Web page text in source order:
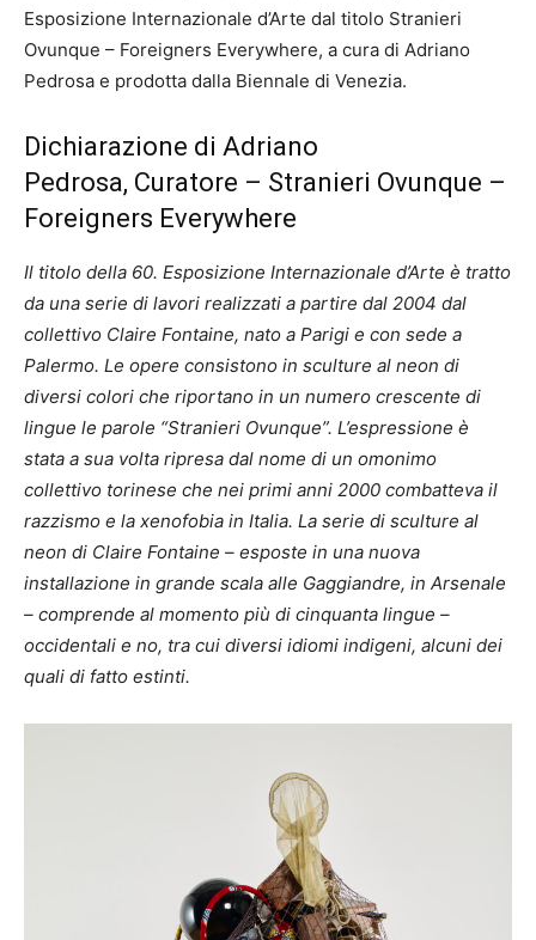
Esposizione Internazionale d’Arte dal titolo Stranieri
Ovunque – Foreigners Everywhere, a cura di Adriano
Pedrosa e prodotta dalla Biennale di Venezia.
Dichiarazione di Adriano
Pedrosa, Curatore – Stranieri Ovunque –
Foreigners Everywhere
Il titolo della 60. Esposizione Internazionale d’Arte è tratto
da una serie di lavori realizzati a partire dal 2004 dal
collettivo Claire Fontaine, nato a Parigi e con sede a
Palermo. Le opere consistono in sculture al neon di
diversi colori che riportano in un numero crescente di
lingue le parole “Stranieri Ovunque”. L’espressione è
stata a sua volta ripresa dal nome di un omonimo
collettivo torinese che nei primi anni 2000 combatteva il
razzismo e la xenofobia in Italia. La serie di sculture al
neon di Claire Fontaine – esposte in una nuova
installazione in grande scala alle Gaggiandre, in Arsenale
– comprende al momento più di cinquanta lingue –
occidentali e no, tra cui diversi idiomi indigeni, alcuni dei
quali di fatto estinti.